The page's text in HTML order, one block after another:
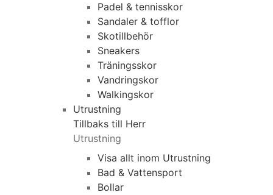
Padel & tennisskor
Sandaler & tofflor
Skotillbehör
Sneakers
Träningsskor
Vandringskor
Walkingskor
Utrustning
Tillbaks till Herr
Utrustning
Visa allt inom Utrustning
Bad & Vattensport
Bollar